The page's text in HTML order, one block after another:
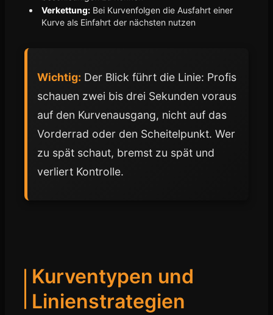
Verkettung: Bei Kurvenfolgen die Ausfahrt einer
Kurve als Einfahrt der nächsten nutzen
Wichtig: Der Blick führt die Linie: Profis
schauen zwei bis drei Sekunden voraus
auf den Kurvenausgang, nicht auf das
Vorderrad oder den Scheitelpunkt. Wer
zu spät schaut, bremst zu spät und
verliert Kontrolle.
Kurventypen und
Linienstrategien